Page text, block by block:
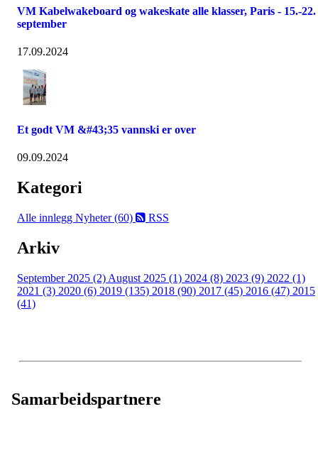
VM Kabelwakeboard og wakeskate alle klasser, Paris - 15.-22.
september
17.09.2024
Et godt VM &#43;35 vannski er over
09.09.2024
Kategori
Alle innlegg Nyheter (60) RSS
Arkiv
September 2025 (2) August 2025 (1) 2024 (8) 2023 (9) 2022 (1)
2021 (3) 2020 (6) 2019 (135) 2018 (90) 2017 (45) 2016 (47) 2015
(41)
Samarbeidspartnere